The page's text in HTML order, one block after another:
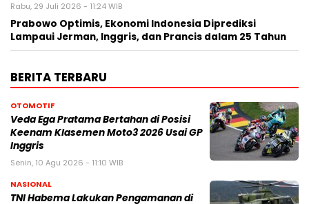
Rabu, 29 Juli 2026 - 11:24 WIB
Prabowo Optimis, Ekonomi Indonesia Diprediksi
Lampaui Jerman, Inggris, dan Prancis dalam 25 Tahun
BERITA TERBARU
OTOMOTIF
Veda Ega Pratama Bertahan di Posisi
Keenam Klasemen Moto3 2026 Usai GP
Inggris
Senin, 10 Agu 2026 - 11:10 WIB
NASIONAL
TNI Habema Lakukan Pengamanan di